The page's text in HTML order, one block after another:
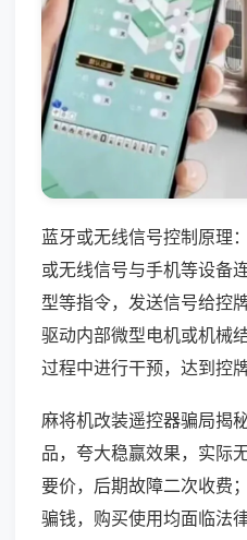
蓝牙或无线信号控制原理
或无线信号与手机等设备
型等指令，发送信号给控
驱动内部微型电机或机械
过程中进行干预，达到控牌
麻将机改装遥控器骗局揭
品，夸大稳赢效果，实际
要价，后期故障二次收费
骗钱，购买使用均面临法律